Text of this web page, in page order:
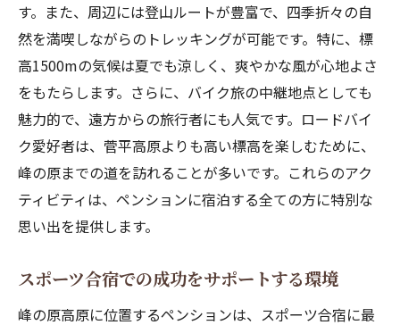
す。また、周辺には登山ルートが豊富で、四季折々の自
然を満喫しながらのトレッキングが可能です。特に、標
高1500mの気候は夏でも涼しく、爽やかな風が心地よさ
をもたらします。さらに、バイク旅の中継地点としても
魅力的で、遠方からの旅行者にも人気です。ロードバイ
ク愛好者は、菅平高原よりも高い標高を楽しむために、
峰の原までの道を訪れることが多いです。これらのアク
ティビティは、ペンションに宿泊する全ての方に特別な
思い出を提供します。
スポーツ合宿での成功をサポートする環境
峰の原高原に位置するペンションは、スポーツ合宿に最